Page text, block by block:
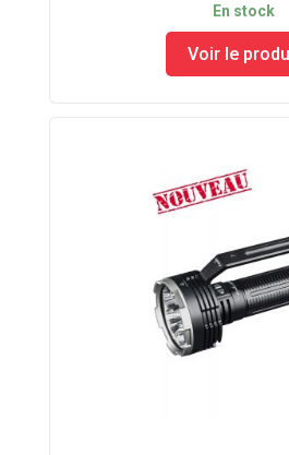
En stock
Voir le